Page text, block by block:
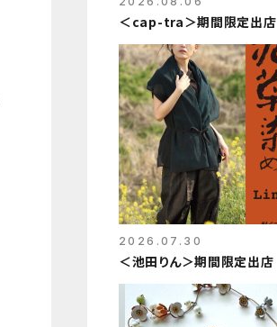
＜cap-tra＞期間限定出店
2026.07.30
＜池田りん＞期間限定出店